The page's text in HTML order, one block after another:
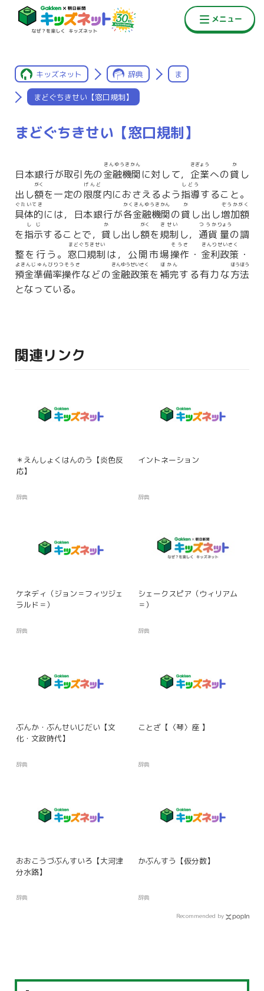
キッズネット 辞典 ま
まどぐちきせい【窓口規制】
まどぐちきせい【窓口規制】
日本銀行が取引先の金融機関
きんゆうきかん
に対して， 企業
きぎょう
への貸
か
し
出し額
がく
を一定の限度
げんど
内におさえるよう指導
しどう
すること。
具体的
ぐたいてき
には，日本銀行が各金融機関
かくきんゆうきかん
の貸
か
し出し増加額
ぞうかがく
を指示
しじ
することで， 貸
か
し出し額
がく
を規制
きせい
し， 通貨
つうか
量
りょう
の調
整を行う。 窓口規制
まどぐちきせい
は，公開市場操作
そうさ
・ 金利政策
きんりせいさく
・
預金準備率操作
よきんじゅんびりつそうさ
などの金融政策
きんゆうせいさく
を 補完
ほかん
する有力な方法
ほうほう
となっている。
関連リンク
＊えんしょくはんのう【炎色反
応】
辞典
イントネーション
辞典
ケネディ（ジョン＝フィツジェ
ラルド＝）
辞典
シェークスピア（ウィリアム
＝）
辞典
ぶんか・ぶんせいじだい【文
化・文政時代】
辞典
ことざ【〈琴〉座 】
辞典
おおこうづぶんすいろ【大河津
分水路】
辞典
かぶんすう【仮分数】
辞典
Recommended by